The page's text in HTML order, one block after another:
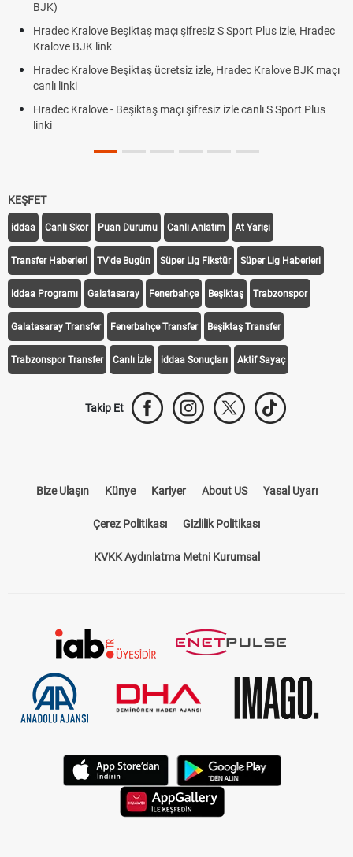
BJK)
Hradec Kralove Beşiktaş maçı şifresiz S Sport Plus izle, Hradec
Kralove BJK link
Hradec Kralove Beşiktaş ücretsiz izle, Hradec Kralove BJK maçı
canlı linki
Hradec Kralove - Beşiktaş maçı şifresiz izle canlı S Sport Plus
linki
KEŞFET
iddaa Canlı Skor Puan Durumu Canlı Anlatım At Yarışı
Transfer Haberleri TV'de Bugün Süper Lig Fikstür Süper Lig Haberleri
iddaa Programı Galatasaray Fenerbahçe Beşiktaş Trabzonspor
Galatasaray Transfer Fenerbahçe Transfer Beşiktaş Transfer
Trabzonspor Transfer Canlı İzle iddaa Sonuçları Aktif Sayaç
Takip Et
Bize Ulaşın Künye Kariyer About US Yasal Uyarı
Çerez Politikası Gizlilik Politikası
KVKK Aydınlatma Metni Kurumsal